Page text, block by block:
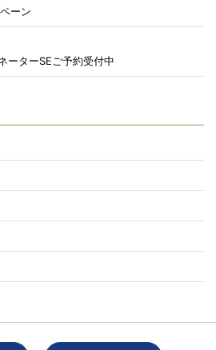
ーン
ーターSEご予約受付中